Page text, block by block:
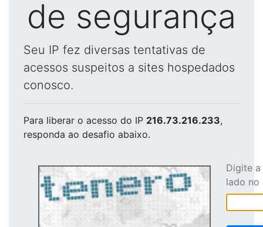
de segurança
Seu IP fez diversas tentativas de
acessos suspeitos a sites hospedados
conosco.
Para liberar o acesso do IP 216.73.216.233,
responda ao desafio abaixo.
Digite
lado no